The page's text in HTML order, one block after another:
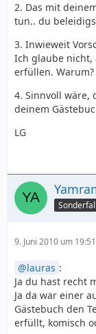
2. Das mit
tun.. du
3. Inwieweit
Ich glaube nicht,
erfüllen. Warum?
4. Sinnvoll wäre,
deinem
LG
Sonderfall
9. Juni 2010 um 19:51
lauras :
Ja du hast recht
Ja da war einer
Gästebuch den
erfüllt, komisch